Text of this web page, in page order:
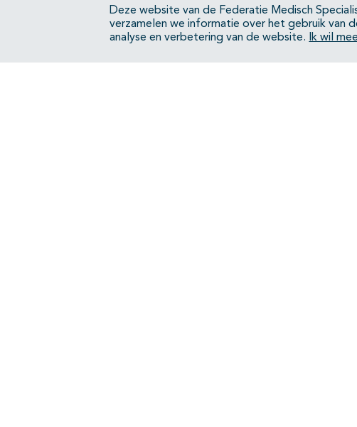
Deze website van de Federatie Medisch
verzamelen we informatie over het gebruik van
analyse en verbetering van de website.
Ik wil